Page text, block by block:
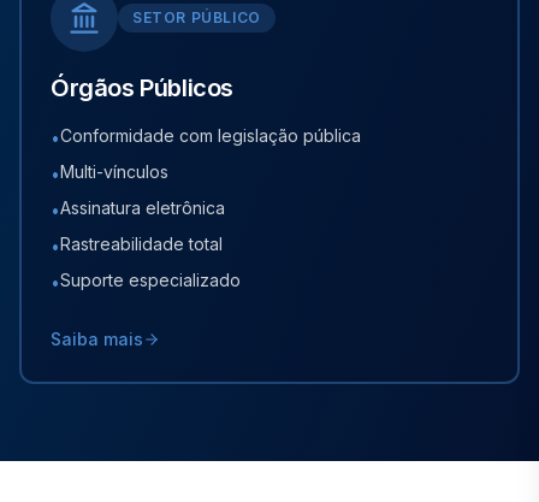
SETOR PÚBLICO
Órgãos Públicos
•Conformidade com legislação pública
•Multi-vínculos
•Assinatura eletrônica
•Rastreabilidade total
•Suporte especializado
Saiba mais